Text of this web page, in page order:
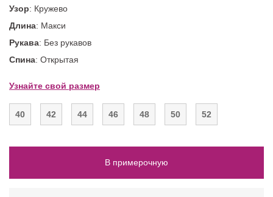
Узор: Кружево
Длина: Макси
Рукава: Без рукавов
Спина: Открытая
Узнайте свой размер
40 42 44 46 48 50 52
В примерочную